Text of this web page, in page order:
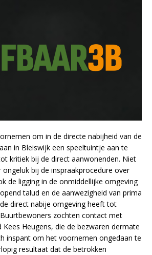
om in de directe nabijheid van de
in Bleiswijk een speeltuintje aan te
kritiek bij de direct aanwonenden. Niet
ongeluk bij de inspraakprocedure over
de ligging in de onmiddellijke omgeving
talud en de aanwezigheid van prima
direct nabije omgeving heeft tot
zochten contact met
Kees Heugens, die de bezwaren dermate
inspant om het voornemen ongedaan te
resultaat dat de betrokken